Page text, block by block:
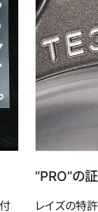
”PRO”の証
レイズの特